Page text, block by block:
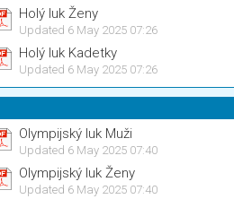
Holý luk Ženy
Updated 6 May 2025 07:26
Holý luk Kadetky
Updated 6 May 2025 07:26
Olympijský luk Muži
Updated 6 May 2025 07:40
Olympijský luk Ženy
Updated 6 May 2025 07:40